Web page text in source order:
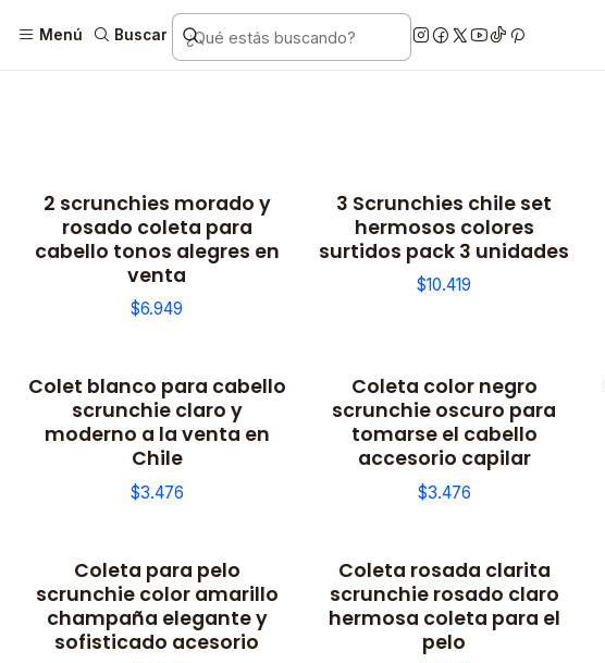
Menú Buscar
2 scrunchies morado y
rosado coleta para
cabello tonos alegres en
venta
$6.949
3 Scrunchies chile set
hermosos colores
surtidos pack 3 unidades
$10.419
Colet blanco para cabello
scrunchie claro y
moderno a la venta en
Chile
$3.476
Coleta color negro
scrunchie oscuro para
tomarse el cabello
accesorio capilar
$3.476
Coleta para pelo
scrunchie color amarillo
champaña elegante y
sofisticado acesorio
Coleta rosada clarita
scrunchie rosado claro
hermosa coleta para el
pelo